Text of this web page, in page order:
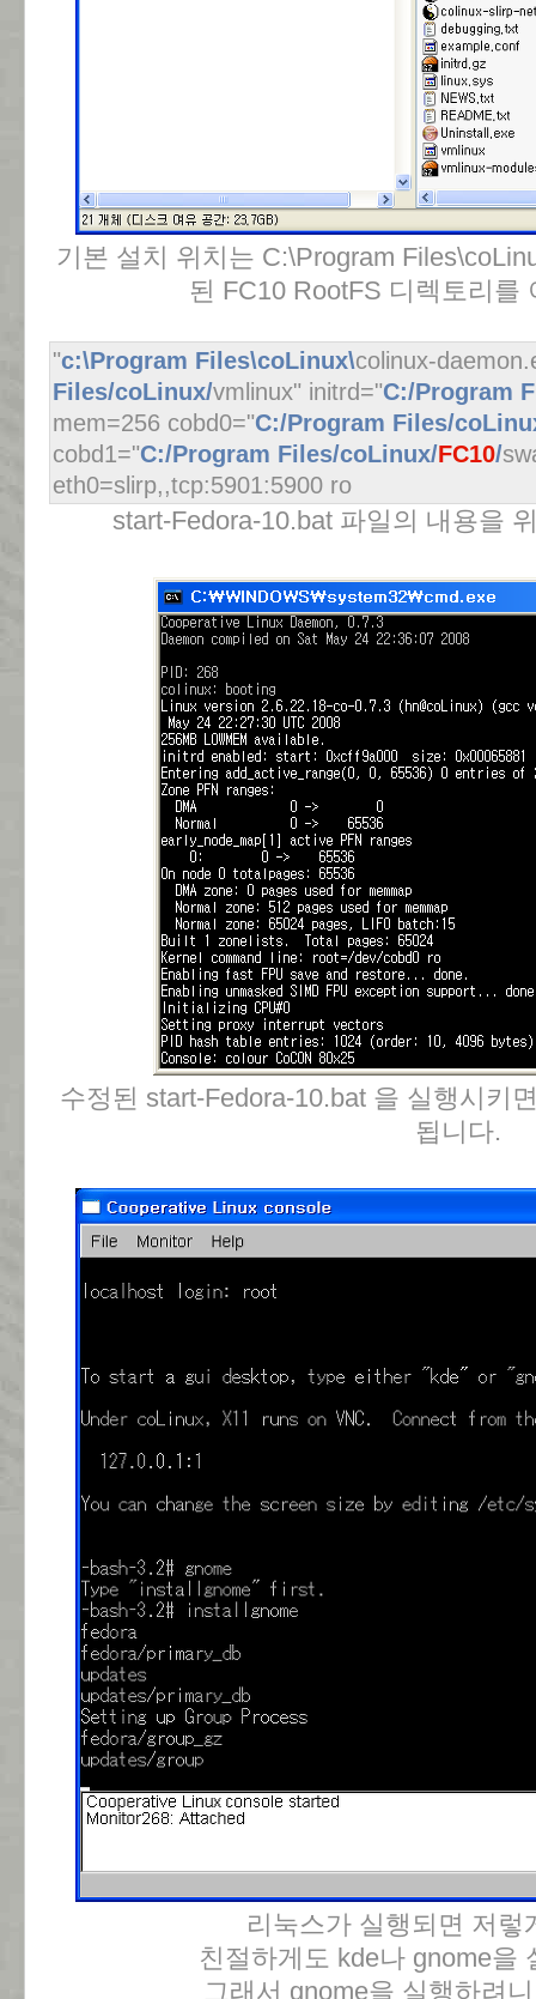
기본 설치 위치는 C:\Program
된 FC10 RootFS 디렉토리를
"c:\Program Files\coLinux\colinux-
Files/coLinux/vmlinux" initrd="C:/Program
mem=256 cobd0="C:/Program Files/
cobd1="C:/Program Files/coLinux/FC10/
eth0=slirp,,tcp:5901:5900 ro
start-Fedora-10.bat 파일의 내용을
수정된 start-Fedora-10.bat 을 실행시키
됩니다.
리눅스가 실행되면 저렇
친절하게도 kde나 gnome을
그래서 gnome을 실행하려